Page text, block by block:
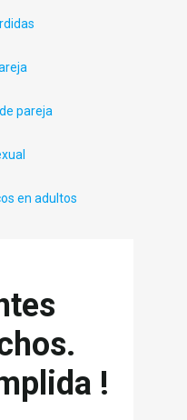
pareja
en adultos
!